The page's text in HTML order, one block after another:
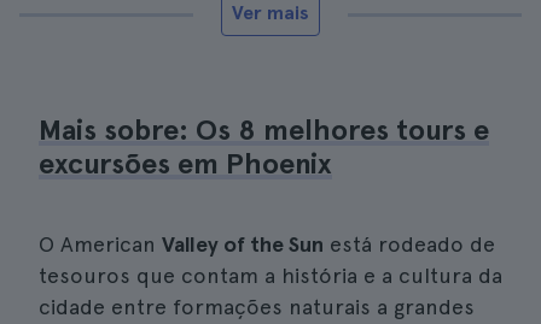
Ver mais
Mais sobre: Os 8 melhores tours e
excursões em Phoenix
O American Valley of the Sun está rodeado de
tesouros que contam a história e a cultura da
cidade entre formações naturais a grandes